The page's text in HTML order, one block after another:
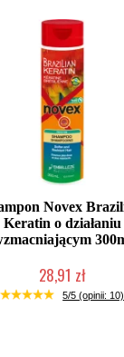
Novex
Keratin o działaniu
28,91 zł
Duża ilość (wysyłka w 24h)
5/5 (opinii: 10)